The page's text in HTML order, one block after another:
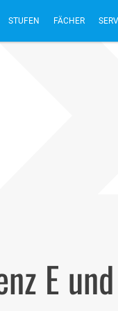
STUFEN FÄCHER
E